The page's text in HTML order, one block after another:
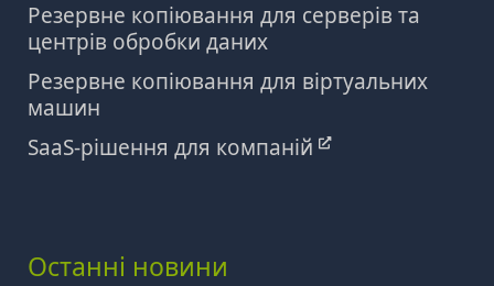
Резервне копіювання для серверів та
центрів обробки даних
Резервне копіювання для віртуальних
машин
SaaS-рішення для компаній
Останні новини